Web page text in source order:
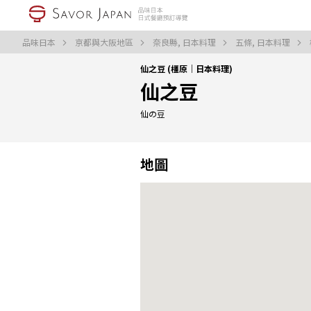
品味日本 京都與大阪地區 奈良縣, 日本料理 五條, 日本料理
仙之豆 (橿原｜日本料理)
仙之豆
仙の豆
地圖